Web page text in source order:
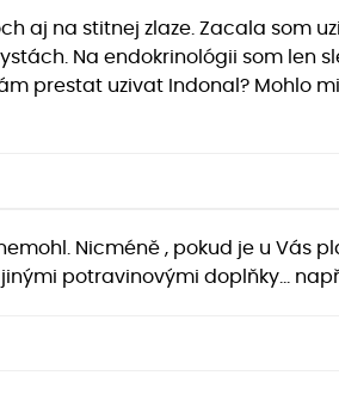
aj na stitnej zlaze. Zacala som
Na endokrinológii som
prestat uzivat Indonal? Mohlo
Nicméně , pokud je u Vás
potravinovými doplňky…